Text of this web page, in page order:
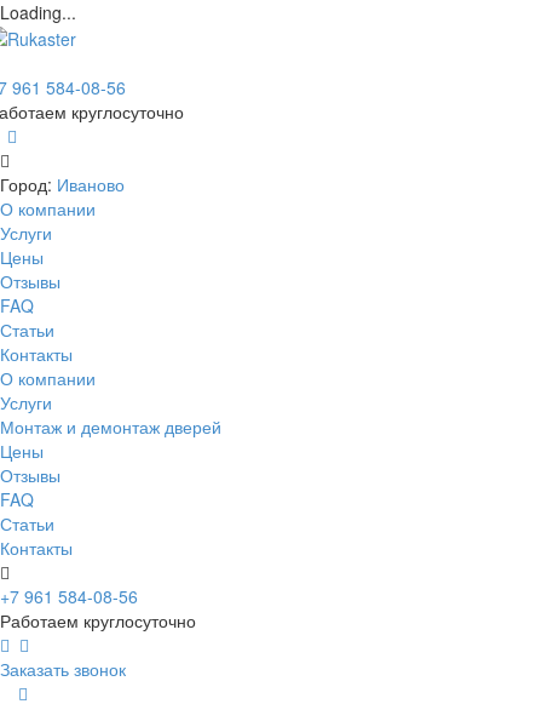
Loading...
961 584-08-56
круглосуточно
Город: Иваново
О компании
Услуги
Цены
Отзывы
FAQ
Статьи
Контакты
О компании
Услуги
Монтаж и демонтаж дверей
Цены
Отзывы
FAQ
Статьи
Контакты
+7 961 584-08-56
Работаем круглосуточно
Заказать звонок